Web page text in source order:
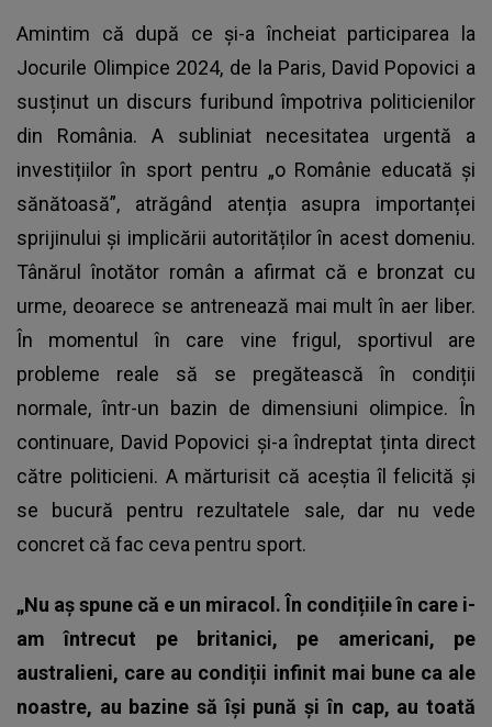
Amintim că după ce și-a încheiat participarea la
Jocurile Olimpice 2024, de la Paris, David Popovici a
susținut un discurs furibund împotriva politicienilor
din România. A subliniat necesitatea urgentă a
investițiilor în sport pentru „o Românie educată și
sănătoasă”, atrăgând atenția asupra importanței
sprijinului și implicării autorităților în acest domeniu.
Tânărul înotător român a afirmat că e bronzat cu
urme, deoarece se antrenează mai mult în aer liber.
În momentul în care vine frigul, sportivul are
probleme reale să se pregătească în condiții
normale, într-un bazin de dimensiuni olimpice. În
continuare, David Popovici și-a îndreptat ținta direct
către politicieni. A mărturisit că aceștia îl felicită și
se bucură pentru rezultatele sale, dar nu vede
concret că fac ceva pentru sport.
„Nu aș spune că e un miracol. În condițiile în care i-
am întrecut pe britanici, pe americani, pe
australieni, care au condiții infinit mai bune ca ale
noastre, au bazine să își pună și în cap, au toată